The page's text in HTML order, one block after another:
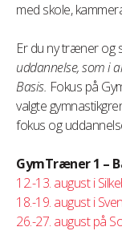
med skole,
Er du ny træner og
uddannelse, som i
Basis. Fokus på
valgte
fokus og
GymTræner 1 –
12.-13. august i
18.-19. august i
26.-27. august på